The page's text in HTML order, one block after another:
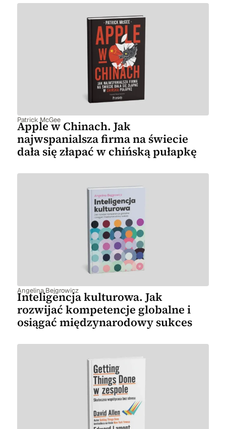
Patrick McGee
Apple w Chinach. Jak
najwspanialsza firma na świecie
dała się złapać w chińską pułapkę
Angelina Bejgrowicz
Inteligencja kulturowa. Jak
rozwijać kompetencje globalne i
osiągać międzynarodowy sukces